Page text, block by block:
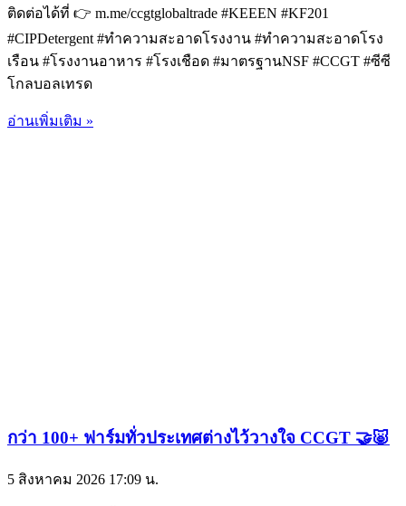
ติดต่อได้ที่ 👉 m.me/ccgtglobaltrade #KEEEN #KF201
#CIPDetergent #ทำความสะอาดโรงงาน #ทำความสะอาดโรง
เรือน #โรงงานอาหาร #โรงเชือด #มาตรฐานNSF #CCGT #ซีซี
โกลบอลเทรด
อ่านเพิ่มเติม »
กว่า 100+ ฟาร์มทั่วประเทศต่างไว้วางใจ CCGT 🤝🐷
5 สิงหาคม 2026 17:09 น.